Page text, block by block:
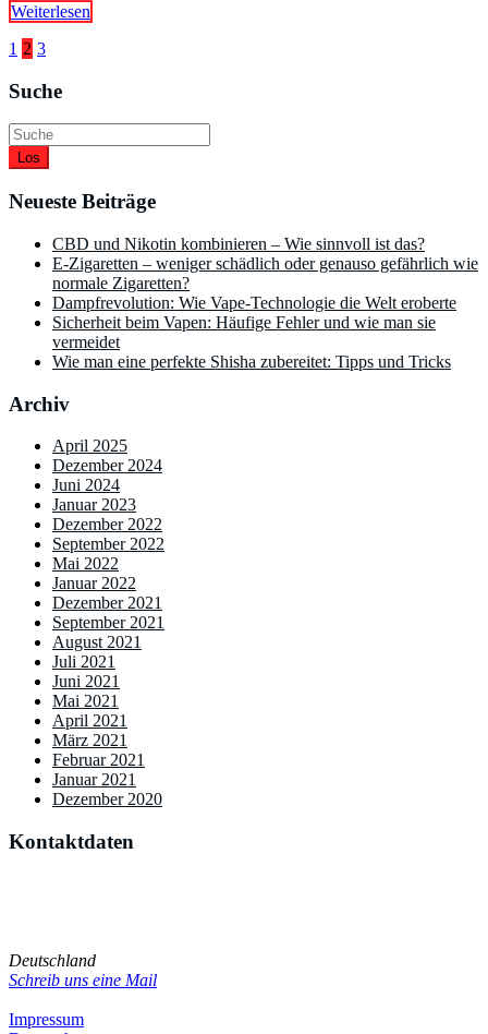
Weiterlesen
Seitennummerierung
der
1 2 3
Suche
Los
Neueste Beiträge
CBD und Nikotin kombinieren – Wie sinnvoll ist das?
E-Zigaretten – weniger schädlich oder genauso gefährlich wie
normale Zigaretten?
Dampfrevolution: Wie Vape-Technologie die Welt eroberte
Sicherheit beim Vapen: Häufige Fehler und wie man sie
vermeidet
Wie man eine perfekte Shisha zubereitet: Tipps und Tricks
Archiv
April 2025
Dezember 2024
Juni 2024
Januar 2023
Dezember 2022
September 2022
Mai 2022
Januar 2022
Dezember 2021
September 2021
August 2021
Juli 2021
Juni 2021
Mai 2021
April 2021
März 2021
Februar 2021
Januar 2021
Dezember 2020
Kontaktdaten
Deutschland
Schreib uns eine Mail
Impressum